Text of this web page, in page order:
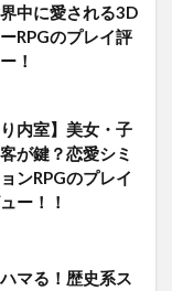
中に愛される3D
RPGのプレイ評
！
り内室】美女・子
が鍵？恋愛シミ
ンRPGのプレイ
ー！！
マる！歴史系ス